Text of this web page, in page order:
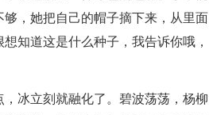
，她把自己的帽子摘下来，从里面
知道这是什么种子，我告诉你哦，
冰立刻就融化了。碧波荡荡，杨柳